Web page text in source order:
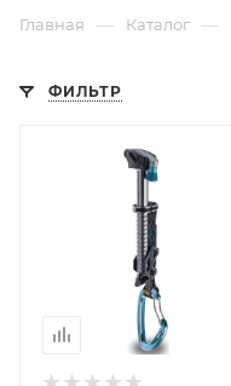
Главная — Каталог —
ФИЛЬТР